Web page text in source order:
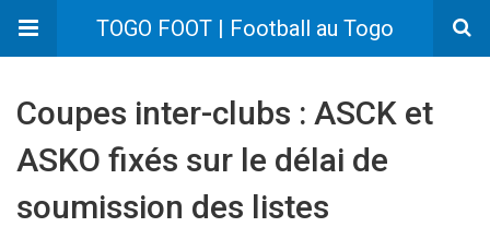
TOGO FOOT | Football au Togo
Coupes inter-clubs : ASCK et
ASKO fixés sur le délai de
soumission des listes